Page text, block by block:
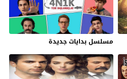
مسلسل بدايات جديدة